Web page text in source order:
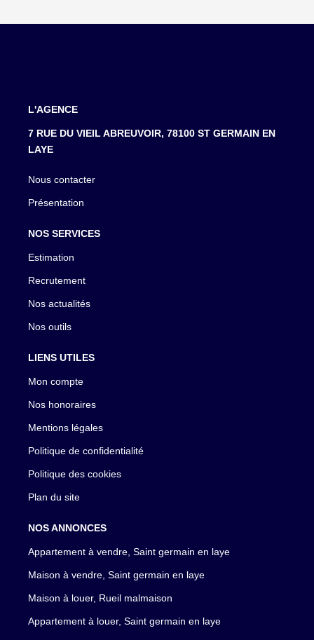
L'AGENCE
7 RUE DU VIEIL ABREUVOIR, 78100 ST GERMAIN EN
LAYE
Nous contacter
Présentation
NOS SERVICES
Estimation
Recrutement
Nos actualités
Nos outils
LIENS UTILES
Mon compte
Nos honoraires
Mentions légales
Politique de confidentialité
Politique des cookies
Plan du site
NOS ANNONCES
Appartement à vendre, Saint germain en laye
Maison à vendre, Saint germain en laye
Maison à louer, Rueil malmaison
Appartement à louer, Saint germain en laye